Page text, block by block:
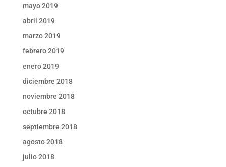
mayo 2019
abril 2019
marzo 2019
febrero 2019
enero 2019
diciembre 2018
noviembre 2018
octubre 2018
septiembre 2018
agosto 2018
julio 2018